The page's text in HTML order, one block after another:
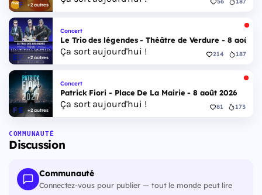
+2 autres
+2 autres
Concert
Le Trio des légendes - Théâtre de Verdure - 8 août
Ça sort aujourd'hui ! 214 187
+2 autres
Concert
Patrick Fiori - Place De La Mairie - 8 août 2026
Ça sort aujourd'hui ! 81 173
COMMUNAUTÉ
Discussion
Communauté
Connectez-vous pour publier — tout le monde peut lire